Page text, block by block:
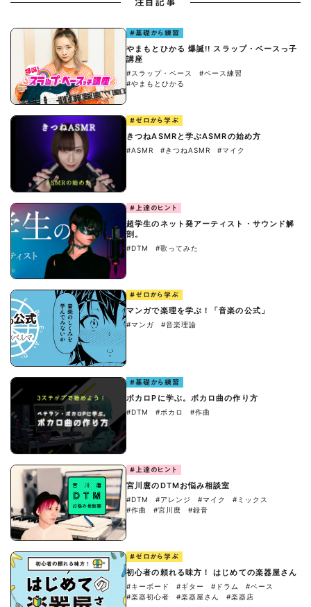
注目記事
#基礎から練習
やまもとひかる 爆誕!! スラップ・ベースっ子
講座
#スラップ・ベース
#ベース練習
#やまもとひかる
#ゼロから学ぶ
きつねASMRと学ぶASMRの始め方
#ASMR #きつねASMR #マイク
#上達のヒント
超学生のネット発アーティスト・サウンド解
剖。
#DTM #歌ってみた
#ゼロから学ぶ
マンガで楽理を学ぶ！「音楽の公式」
#マンガ #音楽理論
#基礎から練習
ボカロPに学ぶ。ボカロ曲の作り方
#DTM #ボカロ #作曲
#上達のヒント
宮川麿のDTMお悩み相談室
#DTM #アレンジ #マイク
#ミックス
#作曲
#宮川麿 #録音
#ゼロから学ぶ
初心者の頼れる味方！ はじめての楽器屋さん
#キーボード #ギター #ドラム
#ベース
#楽器初心者
#楽器屋さん #楽器店